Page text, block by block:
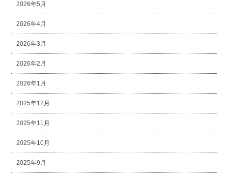
2026年5月
2026年4月
2026年3月
2026年2月
2026年1月
2025年12月
2025年11月
2025年10月
2025年9月